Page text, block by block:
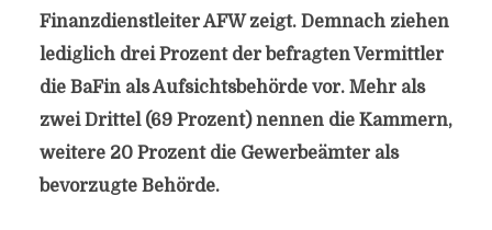
Finanzdienstleiter AFW zeigt. Demnach ziehen
lediglich drei Prozent der befragten Vermittler
die BaFin als Aufsichtsbehörde vor. Mehr als
zwei Drittel (69 Prozent) nennen die Kammern,
weitere 20 Prozent die Gewerbeämter als
bevorzugte Behörde.